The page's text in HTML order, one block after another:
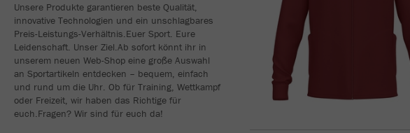
Unsere Produkte garantieren beste Qualität,
innovative Technologien und ein unschlagbares
Preis-Leistungs-Verhältnis.Euer Sport. Eure
Leidenschaft. Unser Ziel.Ab sofort könnt ihr in
unserem neuen Web-Shop eine große Auswahl
an Sportartikeln entdecken – bequem, einfach
und rund um die Uhr. Ob für Training, Wettkampf
oder Freizeit, wir haben das Richtige für
euch.Fragen? Wir sind für euch da!